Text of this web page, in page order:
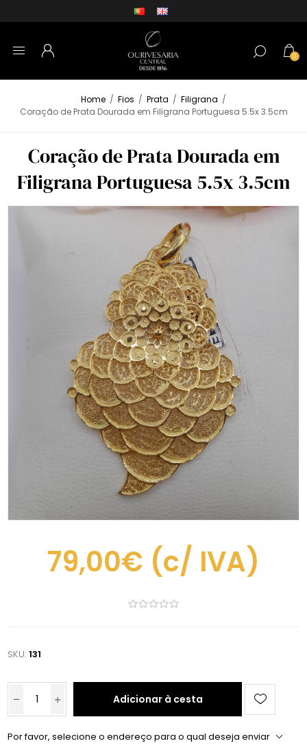
0
Home / Fios / Prata / Filigrana /
Coração de Prata Dourada em Filigrana Portuguesa 5.5x 3.5cm
Coração de Prata Dourada em
Filigrana Portuguesa 5.5x 3.5cm
79,00€ (c/ IVA)
SKU: 131
Adicionar à cesta
Por favor, selecione o endereço para o qual deseja enviar